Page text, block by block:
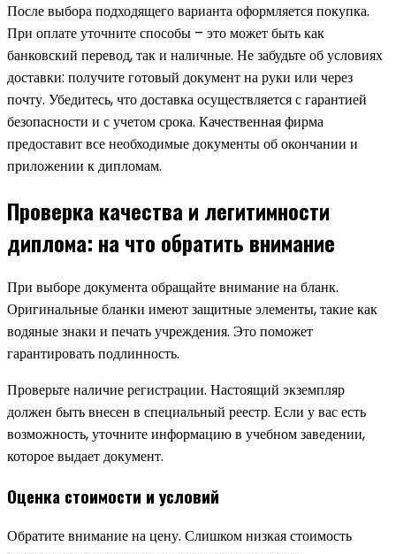
После выбора подходящего варианта оформляется покупка.
При оплате уточните способы – это может быть как
банковский перевод, так и наличные. Не забудьте об условиях
доставки: получите готовый документ на руки или через
почту. Убедитесь, что доставка осуществляется с гарантией
безопасности и с учетом срока. Качественная фирма
предоставит все необходимые документы об окончании и
приложении к дипломам.
Проверка качества и легитимности
диплома: на что обратить внимание
При выборе документа обращайте внимание на бланк.
Оригинальные бланки имеют защитные элементы, такие как
водяные знаки и печать учреждения. Это поможет
гарантировать подлинность.
Проверьте наличие регистрации. Настоящий экземпляр
должен быть внесен в специальный реестр. Если у вас есть
возможность, уточните информацию в учебном заведении,
которое выдает документ.
Оценка стоимости и условий
Обратите внимание на цену. Слишком низкая стоимость